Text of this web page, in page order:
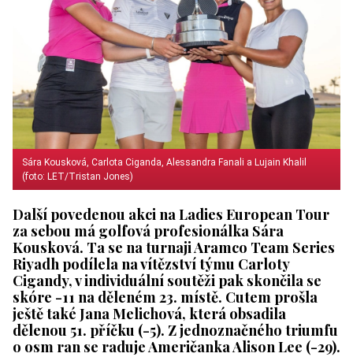
Sára Kousková, Carlota Ciganda, Alessandra Fanali a Lujain Khalil
(foto: LET/Tristan Jones)
Další povedenou akci na Ladies European Tour
za sebou má golfová profesionálka Sára
Kousková. Ta se na turnaji Aramco Team Series
Riyadh podílela na vítězství týmu Carloty
Cigandy, v individuální soutěži pak skončila se
skóre -11 na děleném 23. místě. Cutem prošla
ještě také Jana Melichová, která obsadila
dělenou 51. příčku (-5). Z jednoznačného triumfu
o osm ran se raduje Američanka Alison Lee (-29).